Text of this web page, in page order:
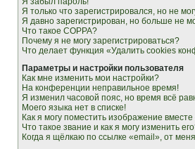
Я только что зарегистрировался, но не
Я давно зарегистрирован, но больше не
Что такое COPPA?
Почему я не могу зарегистрироваться?
Что делает функция «Удалить cookies
Параметры и настройки пользователя
Как мне изменить мои настройки?
На конференции неправильное время!
Я изменил часовой пояс, но время всё
Моего языка нет в списке!
Как я могу поместить изображение
Что такое звание и как я могу изменить
Когда я щёлкаю по ссылке «email», от